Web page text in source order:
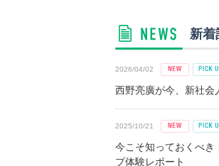
新着
2026/04/02
西野亮廣が今、新社会
2025/10/21
今こそ知っておくべき
プ体験レポート